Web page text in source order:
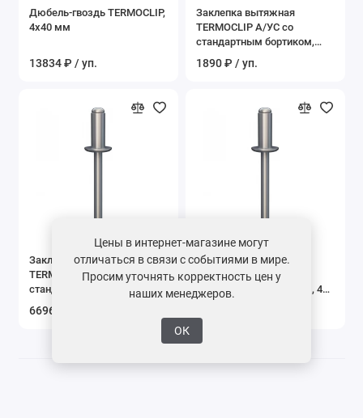
Показать все
Дюбель-гвоздь TERMOCLIP,
4x40 мм
13834 ₽ / уп.
Заклепка вытяжная
TERMOCLIP А/УС со
стандартным бортиком,
1890 ₽ / уп.
Заклепка вытяжная
TERMOCLIP А2/А2 со
стандартным бортиком,
6696 ₽ / уп.
Заклепка вытяжная
TERMOCLIP А2/А2 со
стандартным бортиком, 4x8
Цены в интернет-магазине могут
отличаться в связи с событиями в мире.
Просим уточнять корректность цен у
наших менеджеров.
ОК